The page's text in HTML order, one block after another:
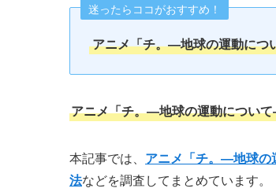
迷ったらココがおすすめ！
アニメ「チ。―地球の運動に
アニメ「チ。―地球の運動につい
本記事では、 アニメ「チ。―地球
法などを調査してまとめています。